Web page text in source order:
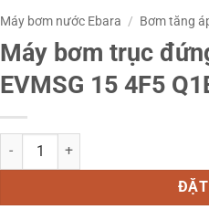
Máy bơm nước Ebara / Bơm tăng
Máy bơm trục
EVMSG 15 4F5
Máy bơm trục đứng đa tầng cánh
ĐẶT